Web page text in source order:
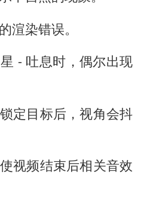
渲染错误。
- 吐息时，偶尔出现
定目标后，视角会抖
视频结束后相关音效